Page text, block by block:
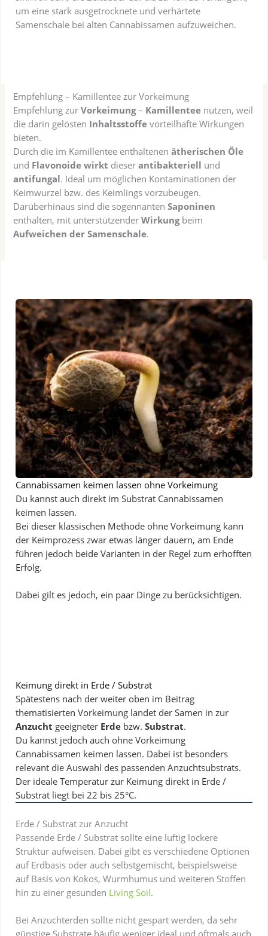
um eine stark ausgetrocknete und verhärtete
Samenschale bei alten Cannabissamen aufzuweichen.
Empfehlung – Kamillentee zur Vorkeimung
Empfehlung zurVorkeimung– Kamillentee nutzen, weil
die darin gelösten Inhaltsstoffe vorteilhafte Wirkungen
bieten.
Durch die im Kamillentee enthaltenenätherischen Öle
und Flavonoide wirkt dieserantibakteriell und
antifungal. Ideal um möglichen Kontaminationen der
Keimwurzel bzw. des Keimlings vorzubeugen.
Darüberhinaus sind die sogennantenSaponinen
enthalten, mit unterstützenderWirkungbeim
Aufweichen der Samenschale.
Cannabissamen keimen lassen ohne Vorkeimung
Du kannst auch direkt im Substrat Cannabissamen
keimen lassen.
Bei dieser klassischen Methode ohne Vorkeimung kann
der Keimprozess zwar etwas länger dauern, am Ende
führen jedoch beide Varianten in der Regel zum erhofften
Erfolg.
Dabei gilt es jedoch, ein paar Dinge zu berücksichtigen.
Keimung direkt in Erde / Substrat
Spätestens nach der weiter oben im Beitrag
thematisierten Vorkeimung landet der Samen in zur
Anzucht geeigneter Erde bzw.Substrat.
Du kannst jedoch auch ohne Vorkeimung
Cannabissamen keimen lassen. Dabei ist besonders
relevant die Auswahl des passenden Anzuchtsubstrats.
Der ideale Temperatur zur Keimung direkt in Erde /
Substrat liegt bei 22 bis 25°C.
Erde / Substrat zur Anzucht
Passende Erde / Substrat sollte eine luftig lockere
Struktur aufweisen. Dabei gibt es verschiedene Optionen
auf Erdbasis oder auch selbstgemischt, beispielsweise
auf Basis von Kokos, Wurmhumus und weiteren Stoffen
hin zu einer gesunden Living Soil.
Bei Anzuchterden sollte nicht gespart werden, da sehr